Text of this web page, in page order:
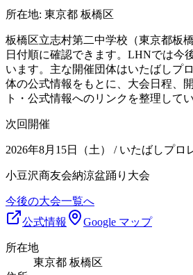
所在地: 東京都 板橋区
板橋区立志村第二中学校（東京都板
日付順に確認できます。LHNでは今
います。主な開催団体はいたばしプ
体の公式情報をもとに、大会日程、
ト・公式情報へのリンクを整理してい
次回開催
2026年8月15日（土） / いたばしプロ
小豆沢商友会納涼盆踊り大会
今後の大会一覧へ
公式情報
Google マップ
所在地
東京都 板橋区